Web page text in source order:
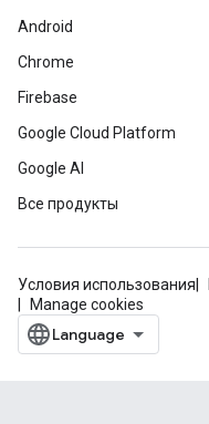
Android
Chrome
Firebase
Google Cloud Platform
Google AI
Все продукты
Условия использования
Manage cookies